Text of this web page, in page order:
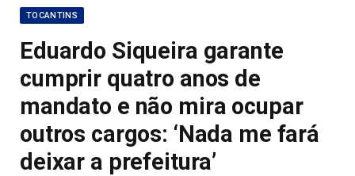
TOCANTINS
Eduardo Siqueira garante
cumprir quatro anos de
mandato e não mira ocupar
outros cargos: ‘Nada me fará
deixar a prefeitura’